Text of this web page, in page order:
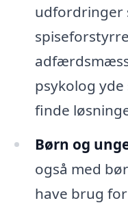
udfordringer
psykolog
finde
Børn og
også med
have brug